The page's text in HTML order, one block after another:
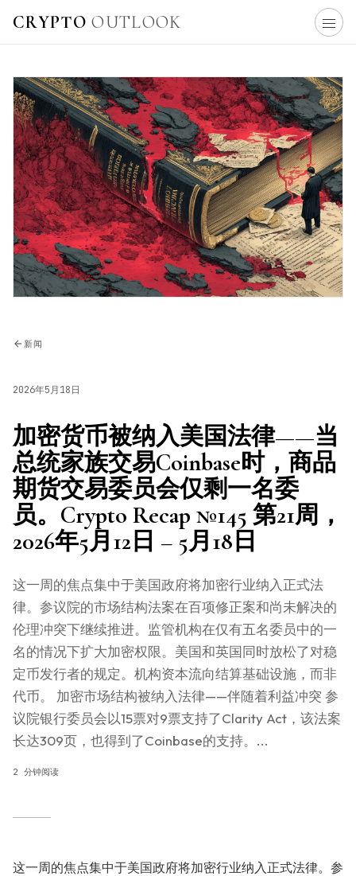
CRYPTOOUTLOOK
新闻
2026年5月18日
加密货币被纳入美国法律——当
总统家族交易Coinbase时，商品
期货交易委员会仅剩一名委
员。Crypto Recap №145 第21周，
2026年5月12日 – 5月18日
这一周的焦点集中于美国政府将加密行业纳入正式法
律。参议院的市场结构法案在百项修正案和尚未解决的
伦理冲突下继续推进。监管机构在仅有五名委员中的一
名的情况下扩大加密权限。美国和英国同时放松了对稳
定币发行者的规定。机构资本流向结算基础设施，而非
代币。 加密市场结构被纳入法律——伴随着利益冲突 参
议院银行委员会以15票对9票支持了Clarity Act，该法案
长达309页，也得到了Coinbase的支持。...
2 分钟阅读
这一周的焦点集中于美国政府将加密行业纳入正式法律。参